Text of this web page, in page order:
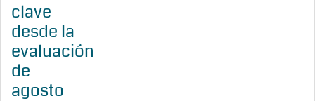
clave
desde la
evaluación
de
agosto